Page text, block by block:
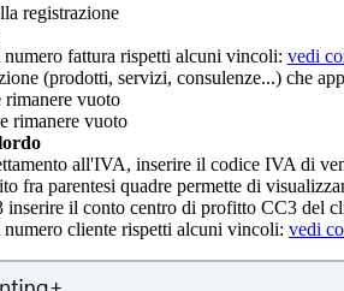
registrazione
fattura rispetti alcuni vincoli: vedi
(prodotti, servizi, consulenze...) che
rimanere vuoto
rimanere vuoto
all'IVA, inserire il codice IVA di
fra parentesi quadre permette di
inserire il conto centro di profitto CC3 del
cliente rispetti alcuni vincoli: vedi